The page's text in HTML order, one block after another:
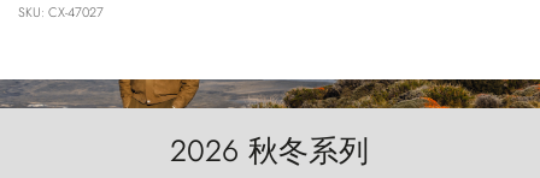
SKU: CX-47027
2026 秋冬系列